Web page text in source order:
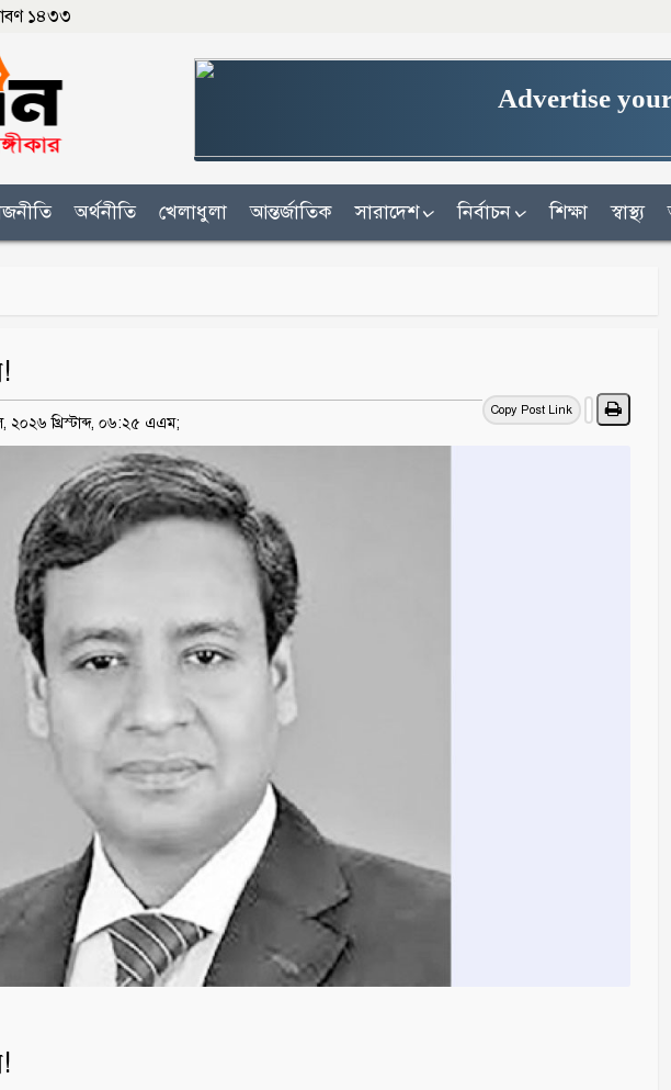
১৪৩৩
Advertise
অর্থনীতি খেলাধুলা আন্তর্জাতিক সারাদেশ নির্বাচন শিক্ষা স্বাস্থ্য
Copy Post Link
২০২৬ খ্রিস্টাব্দ, ০৬:২৫ এএম;